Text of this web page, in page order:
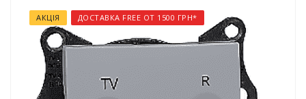
АКЦІЯ ДОСТАВКА FREE ОТ 1500 ГРН*